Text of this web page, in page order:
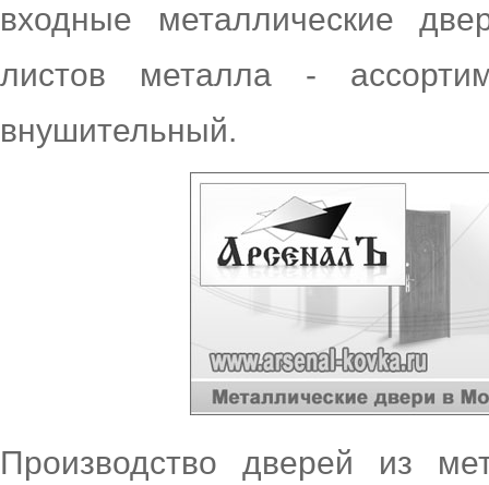
входные металлические
листов металла -
внушительный.
Производство дверей из